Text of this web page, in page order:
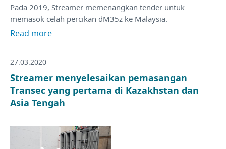
Pada 2019, Streamer memenangkan tender untuk
memasok celah percikan dM35z ke Malaysia.
Read more
27.03.2020
Streamer menyelesaikan pemasangan
Transec yang pertama di Kazakhstan dan
Asia Tengah